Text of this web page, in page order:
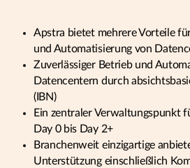
Apstra bietet mehrere Vorteile
und Automatisierung von
Zuverlässiger Betrieb und
Datencentern durch
(IBN)
Ein zentraler Verwaltungspunkt
Day 0 bis Day 2+
Branchenweit einzigartige
Unterstützung einschließlich